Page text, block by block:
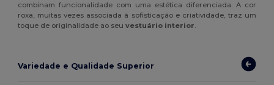
combinam funcionalidade com uma estética diferenciada. A cor
roxa, muitas vezes associada à sofisticação e criatividade, traz um
toque de originalidade ao seuvestuário interior.
Variedade e Qualidade Superior